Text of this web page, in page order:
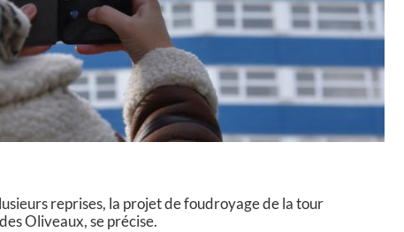
reprises, la projet de foudroyage de la tour
Oliveaux, se précise.